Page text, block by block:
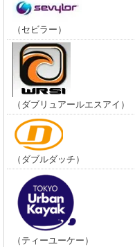
（セビラー）
（ダブリュアールエスアイ）
（ダブルダッチ）
（ティーユーケー）